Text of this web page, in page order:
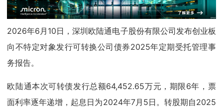
2026年6月10日，深圳欧陆通电子股份有限公司发布创业板
向不特定对象发行可转换公司债券2025年定期受托管理事
务报告。
欧陆通本次可转债发行总额64,452.65万元，期限6年，票
面利率逐年递增，起息日为2024年7月5日。转股期自2025